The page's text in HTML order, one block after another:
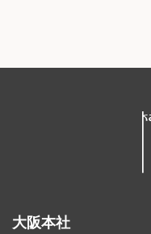
大阪本社